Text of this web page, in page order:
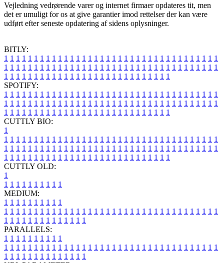
Vejledning vedrørende varer og internet firmaer opdateres tit, men
det er umuligt for os at give garantier imod rettelser der kan være
udført efter seneste opdatering af sidens oplysninger.
BITLY:
1 1 1 1 1 1 1 1 1 1 1 1 1 1 1 1 1 1 1 1 1 1 1 1 1 1 1 1 1 1 1 1 1 1 1 1
1 1 1 1 1 1 1 1 1 1 1 1 1 1 1 1 1 1 1 1 1 1 1 1 1 1 1 1 1 1 1 1 1 1 1 1
1 1 1 1 1 1 1 1 1 1 1 1 1 1 1 1 1 1 1 1 1 1 1 1 1 1 1 1
SPOTIFY:
1 1 1 1 1 1 1 1 1 1 1 1 1 1 1 1 1 1 1 1 1 1 1 1 1 1 1 1 1 1 1 1 1 1 1 1
1 1 1 1 1 1 1 1 1 1 1 1 1 1 1 1 1 1 1 1 1 1 1 1 1 1 1 1 1 1 1 1 1 1 1 1
1 1 1 1 1 1 1 1 1 1 1 1 1 1 1 1 1 1 1 1 1 1 1 1 1 1 1 1
CUTTLY BIO:
1
1 1 1 1 1 1 1 1 1 1 1 1 1 1 1 1 1 1 1 1 1 1 1 1 1 1 1 1 1 1 1 1 1 1 1 1
1 1 1 1 1 1 1 1 1 1 1 1 1 1 1 1 1 1 1 1 1 1 1 1 1 1 1 1 1 1 1 1 1 1 1 1
1 1 1 1 1 1 1 1 1 1 1 1 1 1 1 1 1 1 1 1 1 1 1 1 1 1 1 1
CUTTLY OLD:
1
1 1 1 1 1 1 1 1 1 1
MEDIUM:
1 1 1 1 1 1 1 1 1 1
1 1 1 1 1 1 1 1 1 1 1 1 1 1 1 1 1 1 1 1 1 1 1 1 1 1 1 1 1 1 1 1 1 1 1 1
1 1 1 1 1 1 1 1 1 1 1 1 1 1
PARALLELS:
1 1 1 1 1 1 1 1 1 1
1 1 1 1 1 1 1 1 1 1 1 1 1 1 1 1 1 1 1 1 1 1 1 1 1 1 1 1 1 1 1 1 1 1 1 1
1 1 1 1 1 1 1 1 1 1 1 1 1 1